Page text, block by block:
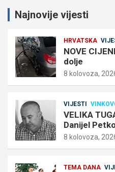
Najnovije vijesti
HRVATSKA
NOVE
dolje
8 kolovoza,
VIJESTI
VELIKA
Danijel
8 kolovoza,
TEMA DANA